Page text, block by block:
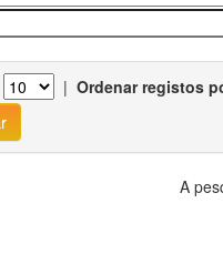
| Ordenar registos
A